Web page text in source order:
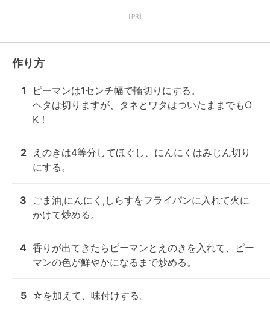
【PR】
作り方
1
ピーマンは1センチ幅で輪切りにする。
ヘタは切りますが、タネとワタはついたままでもO
K！
2
えのきは4等分してほぐし、にんにくはみじん切り
にする。
3
ごま油,にんにく,しらすをフライパンに入れて火に
かけて炒める。
4 香りが出てきたらピーマンとえのきを入れて、ピー
マンの色が鮮やかになるまで炒める。
5 ☆を加えて、味付けする。